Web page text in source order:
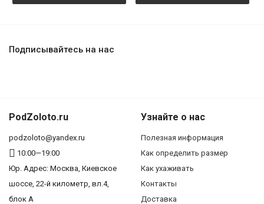
Подписывайтесь на нас
PodZoloto.ru
podzoloto@yandex.ru
10:00—19:00
Юр. Адреc: Москва, Киевское
шоссе, 22-й километр, вл.4,
блок А
Узнайте о нас
Полезная информация
Как определить размер
Как ухаживать
Контакты
Доставка